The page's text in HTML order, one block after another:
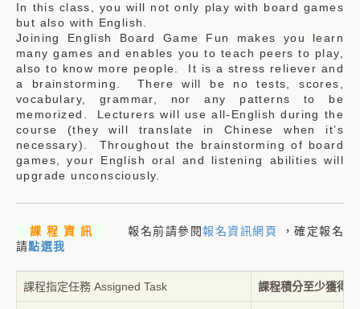
In this class, you will not only play with board games
but also with English.
Joining English Board Game Fun makes you learn
many games and enables you to teach peers to play,
also to know more people. It is a stress reliever and
a brainstorming. There will be no tests, scores,
vocabulary, grammar, nor any patterns to be
memorized. Lecturers will use all-English during the
course (they will translate in Chinese when it’s
necessary). Throughout the brainstorming of board
games, your English oral and listening abilities will
upgrade unconsciously.
課 程 資 訊 報名前請參閱報名資訊網頁
，確定報名
請點選我
課程指定任務 Assigned Task 課程積分至少獲得1